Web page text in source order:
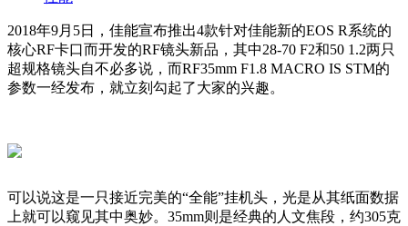
2018年9月5日，佳能宣布推出4款针对佳能新的EOS R系统的
核心RF卡口而开发的RF镜头新品，其中28-70 F2和50 1.2两只
超规格镜头自不必多说，而RF35mm F1.8 MACRO IS STM的
参数一经发布，就立刻勾起了大家的兴趣。
可以说这是一只接近完美的“全能”挂机头，光是从其纸面数据
上就可以窥见其中奥妙。35mm则是经典的人文焦段，约305克